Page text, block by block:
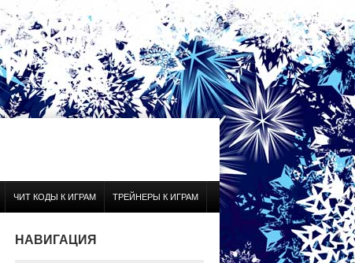
ЧИТ КОДЫ К ИГРАМ ТРЕЙНЕРЫ К ИГРАМ
НАВИГАЦИЯ